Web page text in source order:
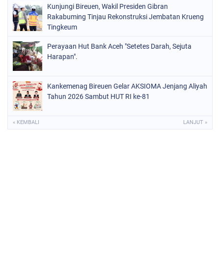
Kunjungi Bireuen, Wakil Presiden Gibran
Rakabuming Tinjau Rekonstruksi Jembatan Krueng
Tingkeum
Perayaan Hut Bank Aceh "Setetes Darah, Sejuta
Harapan".
Kankemenag Bireuen Gelar AKSIOMA Jenjang Aliyah
Tahun 2026 Sambut HUT RI ke-81
« KEMBALI LANJUT »